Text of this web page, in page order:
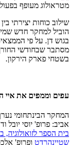
מטראולוג מעופף
שילוב כוחות יצירתי
הוביל למחקר חדש
בגוש דן. על פי
בשטחי פארק הירקון.
עפים וממפים את איי
המחקר הבינתחומי
אביב: פרופ' יוסי
בית הספר לזואולוגיה,
שטיינהרדט ופרופ'